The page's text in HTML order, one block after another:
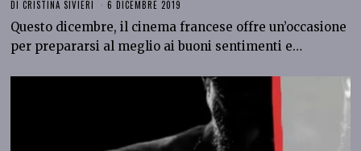
DICRISTINA SIVIERI 6 DICEMBRE 2019
Questo dicembre, il cinema francese offre un’occasione
per prepararsi al meglio ai buoni sentimenti e…